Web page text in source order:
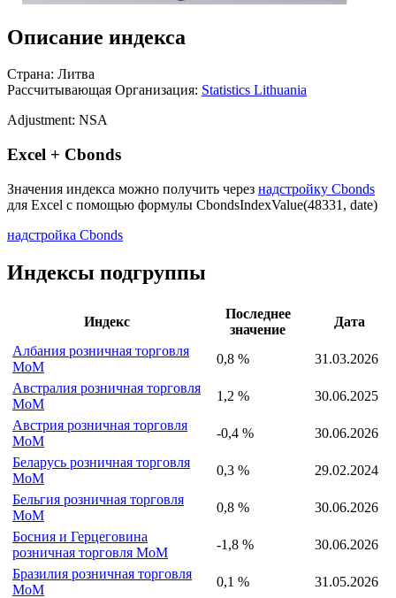
Описание индекса
Страна: Литва
Рассчитывающая Организация: Statistics Lithuania
Adjustment: NSA
Excel + Cbonds
Значения индекса можно получить через надстройку Cbonds
для Excel с помощью формулы CbondsIndexValue(48331, date)
надстройка Cbonds
Индексы подгруппы
Индекс
Последнее
значение
Дата
Албания розничная торговля
MoM
0,8 %
31.03.2026
Австралия розничная торговля
MoM
1,2 %
30.06.2025
Австрия розничная торговля
MoM
-0,4 %
30.06.2026
Беларусь розничная торговля
MoM
0,3 %
29.02.2024
Бельгия розничная торговля
MoM
0,8 %
30.06.2026
Босния и Герцеговина
розничная торговля MoM
-1,8 %
30.06.2026
Бразилия розничная торговля
MoM
0,1 %
31.05.2026